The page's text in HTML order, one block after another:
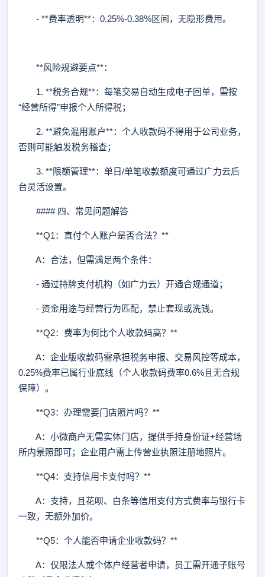
- **费率透明**：0.25%-0.38%区间，无隐形费用。
**风险规避要点**：
1. **税务合规**：每笔交易自动生成电子回单，需按
“经营所得”申报个人所得税；
2. **避免混用账户**：个人收款码不得用于公司业务，
否则可能触发税务稽查；
3. **限额管理**：单日/单笔收款额度可通过广力云后
台灵活设置。
#### 四、常见问题解答
**Q1：直付个人账户是否合法？**
A：合法，但需满足两个条件：
- 通过持牌支付机构（如广力云）开通合规通道；
- 资金用途与经营行为匹配，禁止套现或洗钱。
**Q2：费率为何比个人收款码高？**
A：企业版收款码需承担税务申报、交易风控等成本，
0.25%费率已属行业底线（个人收款码费率0.6%且无合规
保障）。
**Q3：办理需要门店照片吗？**
A：小微商户无需实体门店，提供手持身份证+经营场
所内景照即可；企业用户需上传营业执照注册地照片。
**Q4：支持信用卡支付吗？**
A：支持，且花呗、白条等信用支付方式费率与银行卡
一致，无额外加价。
**Q5：个人能否申请企业收款码？**
A：仅限法人或个体户经营者申请，员工需开通子账号